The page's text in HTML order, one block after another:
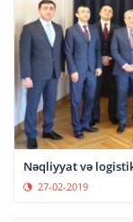
Nəqliyyat və
27-02-2019